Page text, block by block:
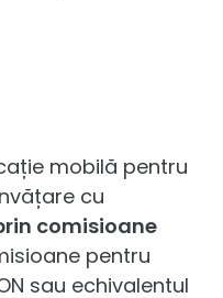
mobilă pentru
cu
comisioane
pentru
sau echivalentul